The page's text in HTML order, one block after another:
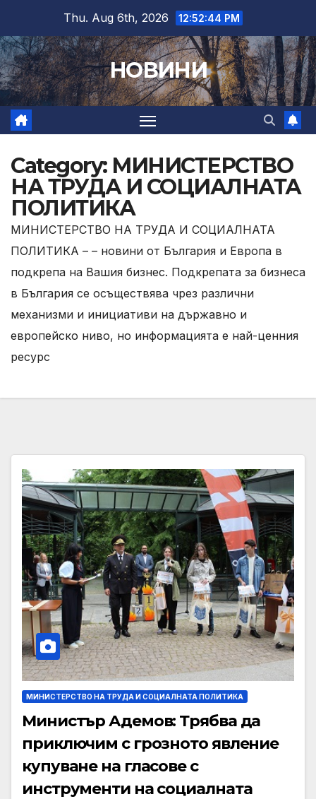
content
Thu. Aug 6th, 2026 12:52:46 PM
НОВИНИ
Category: МИНИСТЕРСТВО
НА ТРУДА И СОЦИАЛНАТА
ПОЛИТИКА
МИНИСТЕРСТВО НА ТРУДА И СОЦИАЛНАТА
ПОЛИТИКА – – новини от България и Европа в
подкрепа на Вашия бизнес. Подкрепата за бизнеса
в България се осъществява чрез различни
механизми и инициативи на държавно и
европейско ниво, но информацията е най-ценния
ресурс
МИНИСТЕРСТВО НА ТРУДА И СОЦИАЛНАТА ПОЛИТИКА
Министър Адемов: Трябва да
приключим с грозното явление
купуване на гласове с
инструменти на социалната